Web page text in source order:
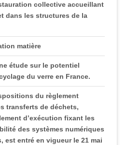
collective accueillant
dans les structures de la
matière
étude sur le potentiel
du verre en France.
du règlement
transferts de déchets,
d’exécution fixant les
des systèmes numériques
est entré en vigueur le 21 mai